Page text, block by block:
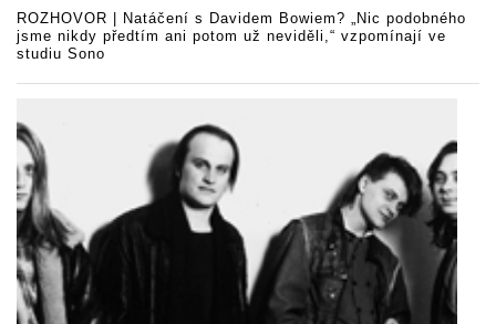
ROZHOVOR | Natáčení s Davidem Bowiem? „Nic podobného
jsme nikdy předtím ani potom už neviděli,“ vzpomínají ve
studiu Sono